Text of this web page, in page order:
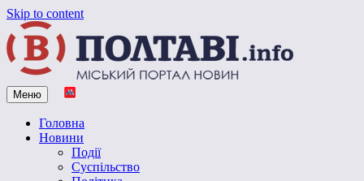
Skip to content
Vpoltave.info
Полтавський портал новин
Меню
Головна
Новини
Події
Суспільство